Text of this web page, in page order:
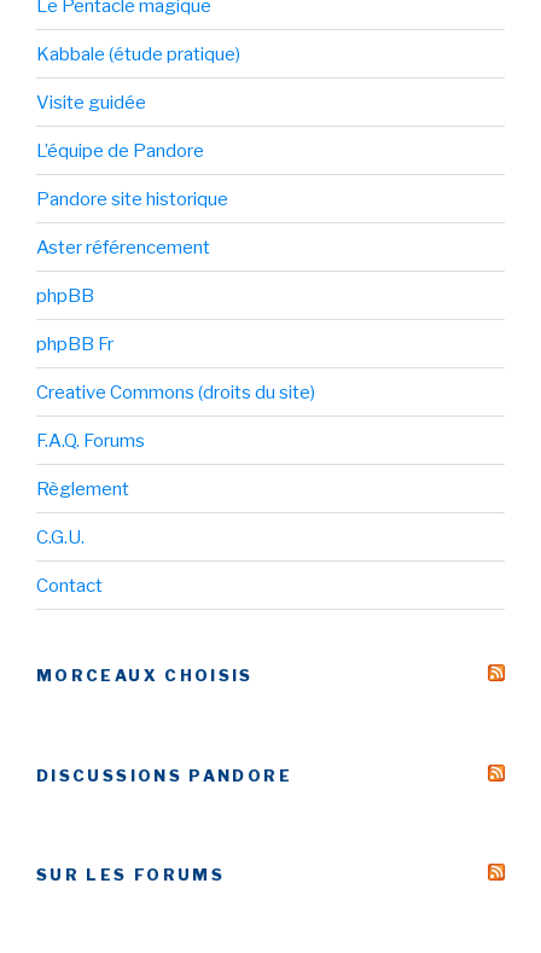
Le Pentacle magique
Kabbale (étude pratique)
Visite guidée
L’équipe de Pandore
Pandore site historique
Aster référencement
phpBB
phpBB Fr
Creative Commons (droits du site)
F.A.Q. Forums
Règlement
C.G.U.
Contact
MORCEAUX CHOISIS
DISCUSSIONS PANDORE
SUR LES FORUMS